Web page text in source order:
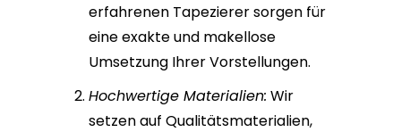
erfahrenen Tapezierer sorgen für
eine exakte und makellose
Umsetzung Ihrer Vorstellungen.
Hochwertige Materialien: Wir
setzen auf Qualitätsmaterialien,